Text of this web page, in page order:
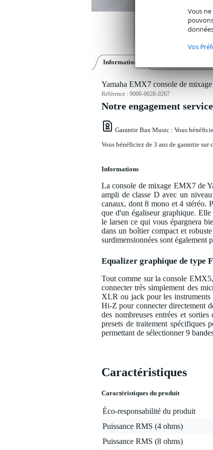
Vous
Vos
Informations
Yamaha EMX7 console de
Référence : 9000-0028-0267
Notre engagement service
Garantie Bax Music : Vous
Vous bénéficiez de 3 ans de garantie sur
Informations
La console de mixage EMX7 de
ampli de classe D avec un
canaux, dont 8 mono et 4 stéréo.
que d'un égaliseur graphique.
le larsen ce qui vous épargnera
dans un boîtier compact et
surdimensionnées sont également
Equalizer graphique de type
Tout comme sur la console
connecter très simplement des
XLR ou jack pour les instruments
Hi-Z pour connecter directement
des nombreuses entrées et
presets de traitement spécifiques
permettant de sélectionner 9
Caractéristiques
Caractéristiques du produit
Éco-responsabilité du produit
Puissance RMS (4 ohms)
Puissance RMS (8 ohms)